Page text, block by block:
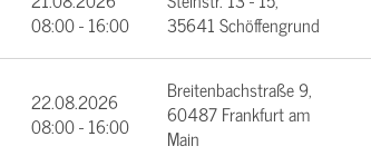
08:00 - 16:00
35641 Schöffengrund
22.08.2026
08:00 - 16:00
Breitenbachstraße 9,
60487 Frankfurt am
Main